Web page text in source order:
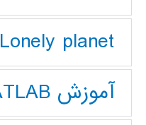
Lonely planet
آموزش MATLAB